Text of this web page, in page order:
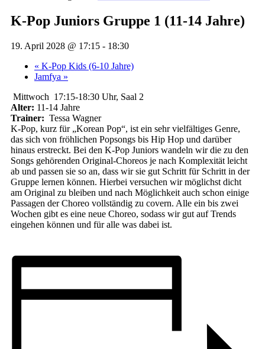
K-Pop Juniors Gruppe 1 (11-14 Jahre)
19. April 2028 @ 17:15 - 18:30
« K-Pop Kids (6-10 Jahre)
Jamfya »
Mittwoch 17:15-18:30 Uhr, Saal 2
Alter: 11-14 Jahre
Trainer: Tessa Wagner
K-Pop, kurz für „Korean Pop“, ist ein sehr vielfältiges Genre,
das sich von fröhlichen Popsongs bis Hip Hop und darüber
hinaus erstreckt. Bei den K-Pop Juniors wandeln wir die zu den
Songs gehörenden Original-Choreos je nach Komplexität leicht
ab und passen sie so an, dass wir sie gut Schritt für Schritt in der
Gruppe lernen können. Hierbei versuchen wir möglichst dicht
am Original zu bleiben und nach Möglichkeit auch schon einige
Passagen der Choreo vollständig zu covern. Alle ein bis zwei
Wochen gibt es eine neue Choreo, sodass wir gut auf Trends
eingehen können und für alle was dabei ist.